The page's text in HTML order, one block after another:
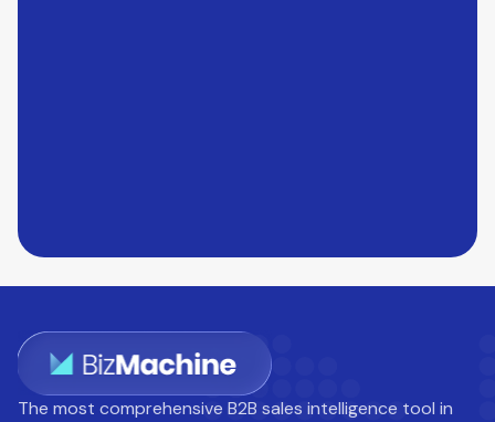
The most comprehensive B2B sales intelligence tool in